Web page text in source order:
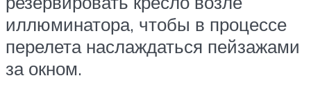
иллюминатора, чтобы в процессе
перелета наслаждаться пейзажами
за окном.